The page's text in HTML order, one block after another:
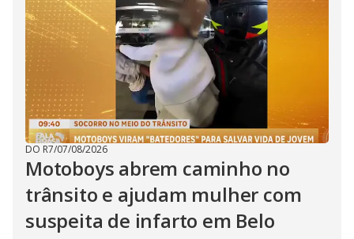
DO R7/07/08/2026
Motoboys abrem caminho no
trânsito e ajudam mulher com
suspeita de infarto em Belo